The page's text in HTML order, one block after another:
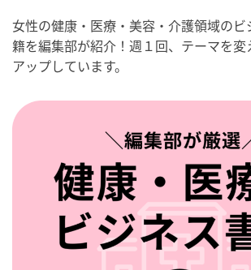
女性の健康・医療・美容・介護領域の
籍を編集部が紹介！週１回、テーマを変
アップしています。